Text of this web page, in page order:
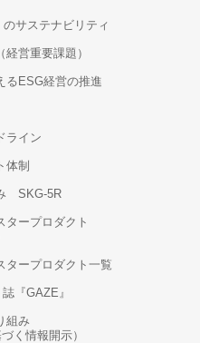
サステナビリティ
営重要課題）
るESG経営の推進
ライン
体制
SKG-5R
タープロダクト
タープロダクト一覧
『GAZE』
組み
く情報開示）